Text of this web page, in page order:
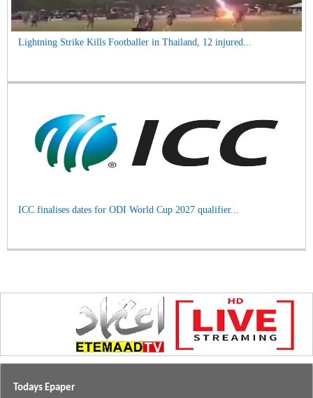
Lightning Strike Kills Footballer in Thailand, 12 injured...
ICC finalises dates for ODI World Cup 2027 qualifier...
Todays Epaper